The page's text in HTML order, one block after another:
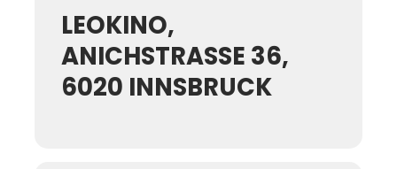
LEOKINO,
ANICHSTRASSE 36, 6
020 INNSBRUCK